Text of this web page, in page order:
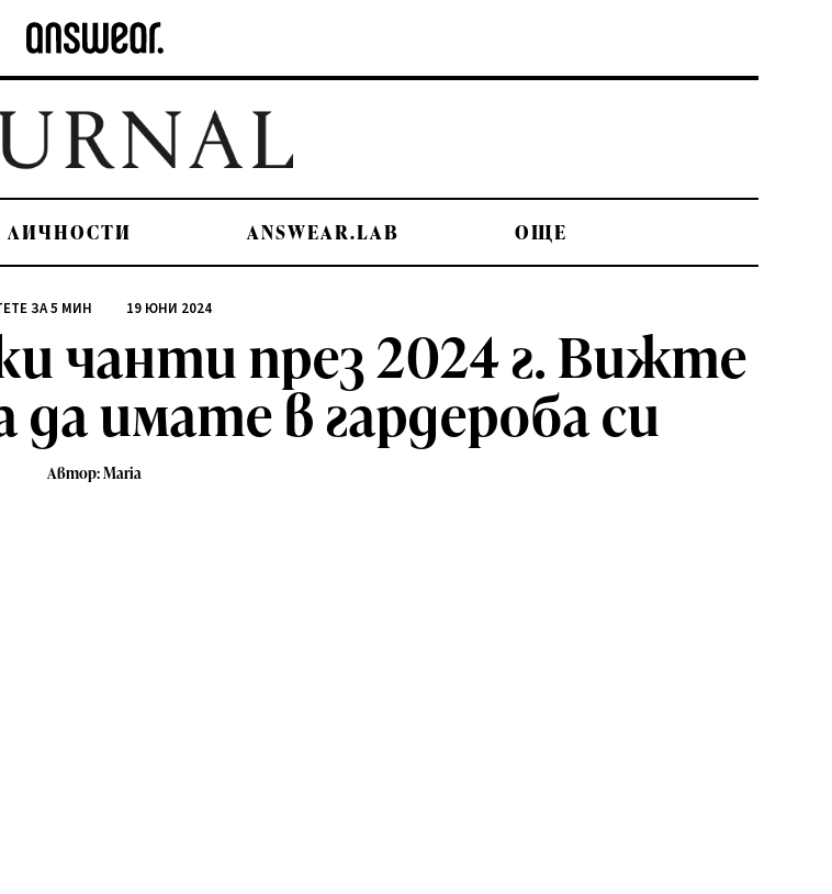
ЛИЧНОСТИ ANSWEAR.LAB OЩЕ
ЗА5 МИН 19 ЮНИ 2024
чанти през 2024 г. Вижте
да имате в гардероба си
Автор: Maria